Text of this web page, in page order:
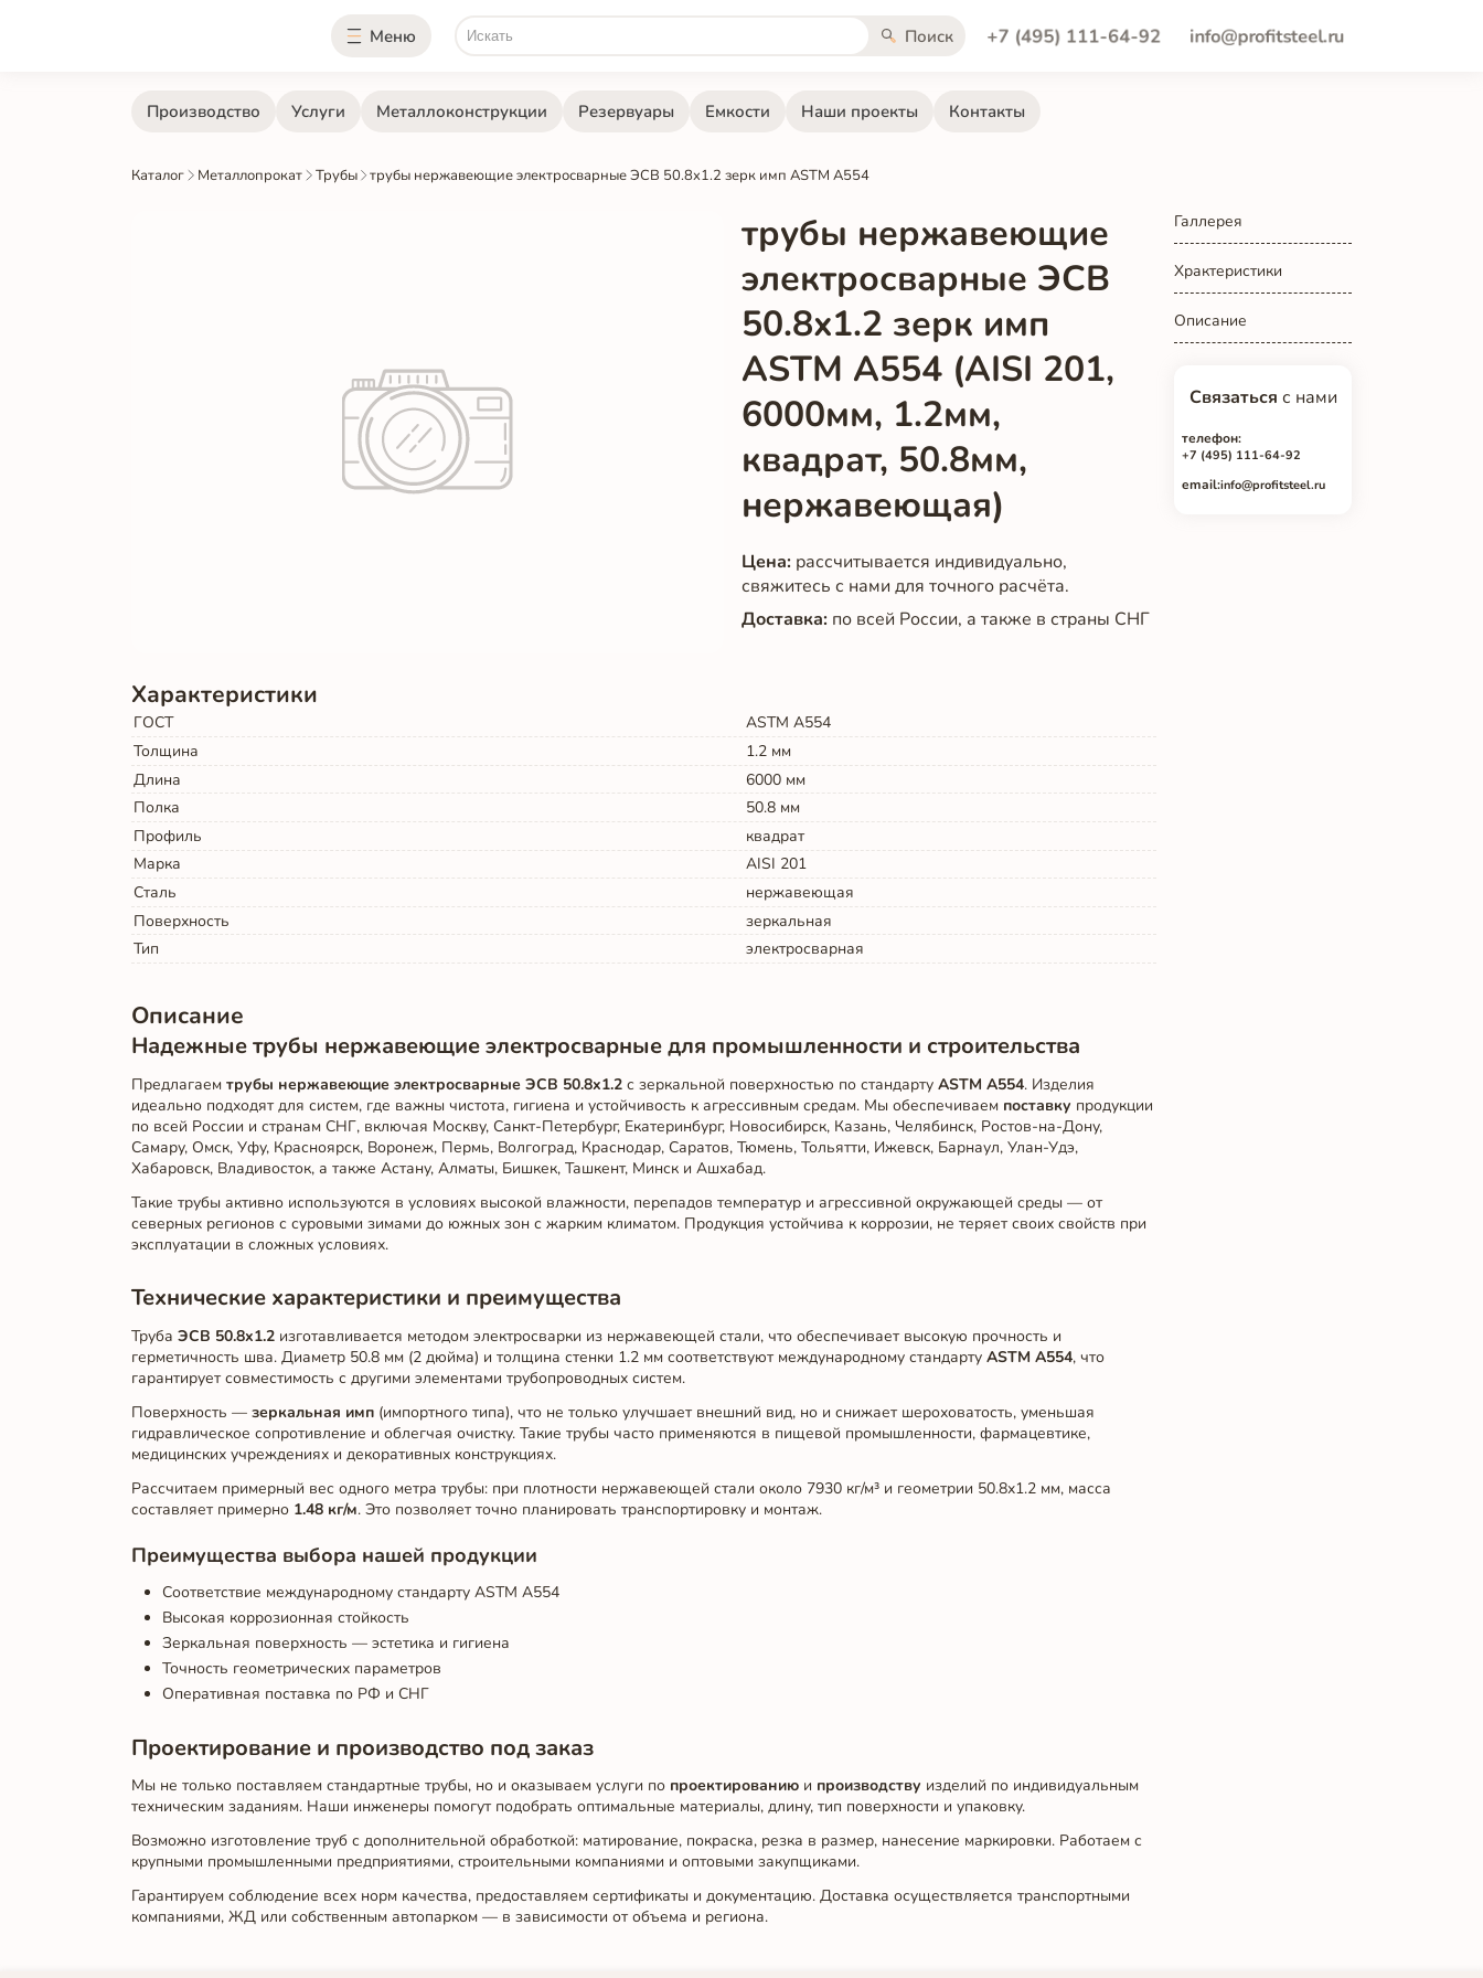
Меню Поиск +7 (495) 111-64-92 info@profitsteel.ru
Производство Услуги Металлоконструкции Резервуары Емкости Наши проекты Контакты
Каталог Металлопрокат Трубы трубы нержавеющие электросварные ЭСВ 50.8x1.2 зерк имп ASTM A554
трубы нержавеющие
электросварные ЭСВ
50.8x1.2 зерк имп
ASTM A554 (AISI 201,
6000мм, 1.2мм,
квадрат, 50.8мм,
нержавеющая)
Цена: рассчитывается индивидуально,
свяжитесь с нами для точного расчёта.
Доставка: по всей России, а также в страны СНГ
Галлерея
Храктеристики
Описание
Связаться с нами
телефон:
+7 (495) 111-64-92
email:info@profitsteel.ru
Характеристики
ГОСТ
ASTM A554
Толщина
1.2 мм
Длина
6000 мм
Полка
50.8 мм
Профиль
квадрат
Марка
AISI 201
Сталь
нержавеющая
Поверхность
зеркальная
Тип
электросварная
Описание
Надежные трубы нержавеющие электросварные для промышленности и строительства
Предлагаем трубы нержавеющие электросварные ЭСВ 50.8x1.2с зеркальной поверхностью по стандарту ASTM A554. Изделия
идеально подходят для систем, где важны чистота, гигиена и устойчивость к агрессивным средам. Мы обеспечиваем поставку продукции
по всей России и странам СНГ, включая Москву, Санкт-Петербург, Екатеринбург, Новосибирск, Казань, Челябинск, Ростов-на-Дону,
Самару, Омск, Уфу, Красноярск, Воронеж, Пермь, Волгоград, Краснодар, Саратов, Тюмень, Тольятти, Ижевск, Барнаул, Улан-Удэ,
Хабаровск, Владивосток, а также Астану, Алматы, Бишкек, Ташкент, Минск и Ашхабад.
Такие трубы активно используются в условиях высокой влажности, перепадов температур и агрессивной окружающей среды — от
северных регионов с суровыми зимами до южных зон с жарким климатом. Продукция устойчива к коррозии, не теряет своих свойств при
эксплуатации в сложных условиях.
Технические характеристики и преимущества
Труба ЭСВ 50.8x1.2изготавливается методом электросварки из нержавеющей стали, что обеспечивает высокую прочность и
герметичность шва. Диаметр 50.8 мм (2 дюйма) и толщина стенки 1.2 мм соответствуют международному стандарту ASTM A554, что
гарантирует совместимость с другими элементами трубопроводных систем.
Поверхность — зеркальная имп(импортного типа), что не только улучшает внешний вид, но и снижает шероховатость, уменьшая
гидравлическое сопротивление и облегчая очистку. Такие трубы часто применяются в пищевой промышленности, фармацевтике,
медицинских учреждениях и декоративных конструкциях.
Рассчитаем примерный вес одного метра трубы: при плотности нержавеющей стали около 7930 кг/м³ и геометрии 50.8x1.2 мм, масса
составляет примерно 1.48 кг/м. Это позволяет точно планировать транспортировку и монтаж.
Преимущества выбора нашей продукции
Соответствие международному стандарту ASTM A554
Высокая коррозионная стойкость
Зеркальная поверхность — эстетика и гигиена
Точность геометрических параметров
Оперативная поставка по РФ и СНГ
Проектирование и производство под заказ
Мы не только поставляем стандартные трубы, но и оказываем услуги по проектированиюи производству изделий по индивидуальным
техническим заданиям. Наши инженеры помогут подобрать оптимальные материалы, длину, тип поверхности и упаковку.
Возможно изготовление труб с дополнительной обработкой: матирование, покраска, резка в размер, нанесение маркировки. Работаем с
крупными промышленными предприятиями, строительными компаниями и оптовыми закупщиками.
Гарантируем соблюдение всех норм качества, предоставляем сертификаты и документацию. Доставка осуществляется транспортными
компаниями, ЖД или собственным автопарком — в зависимости от объема и региона.